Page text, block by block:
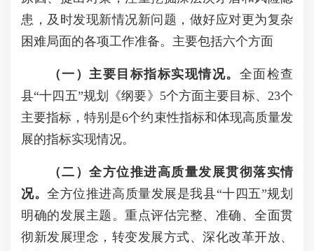
患，及时发现新情况新问题，做好应对更为复杂
困难局面的各项工作准备。主要包括六个方面
（一）主要目标指标实现情况。 全面检查
县“十四五”规划《纲要》5个方面主要目标、23个
主要指标，特别是6个约束性指标和体现高质量发
展的指标实现情况。
（二）全方位推进高质量发展贯彻落实情
况。全方位推进高质量发展是我县“十四五”规划
明确的发展主题。重点评估完整、准确、全面贯
彻新发展理念，转变发展方式、深化改革开放、